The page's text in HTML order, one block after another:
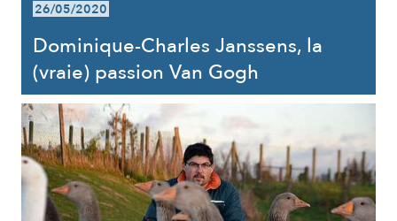
26/05/2020
Dominique-Charles Janssens, la
(vraie) passion Van Gogh